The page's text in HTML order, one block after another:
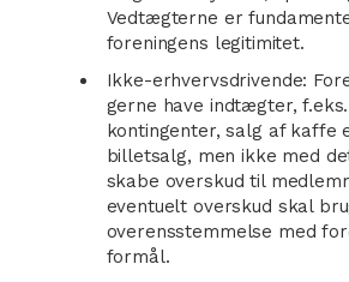
Vedtægterne er
foreningens legitimitet.
Ikke-erhvervsdrivende:
gerne have indtægter,
kontingenter, salg af kaffe
billetsalg, men ikke med
skabe overskud til
eventuelt overskud skal
overensstemmelse med
formål.